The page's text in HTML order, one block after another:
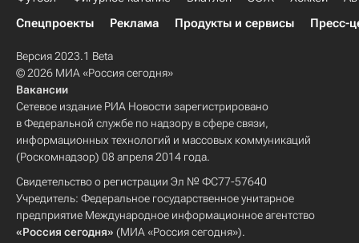
Спецпроекты
Реклама Продукты и сервисы Пресс-
Версия 2023.1 Beta
© 2026 МИА «Россия сегодня»
Вакансии
Сетевое издание РИА Новости зарегистрировано
в Федеральной службе по надзору в сфере связи,
информационных технологий и массовых коммуникаций
(Роскомнадзор) 08 апреля 2014 года.
Свидетельство о регистрации Эл № ФС77-57640
Учредитель: Федеральное государственное унитарное
предприятие Международное информационное агентство
«Россия сегодня» (МИА «Россия сегодня»).